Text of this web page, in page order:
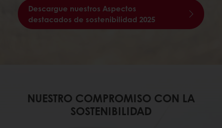
Descargue nuestros Aspectos
destacados de sostenibilidad 2025
NUESTRO COMPROMISO CON LA
SOSTENIBILIDAD